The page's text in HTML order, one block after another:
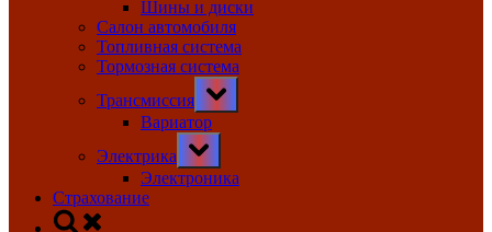
Шины и диски
Салон автомобиля
Топливная система
Тормозная система
Трансмиссия
Toggle
sub-
menu
Вариатор
Электрика
Toggle
sub-
menu
Электроника
Страхование
Toggle